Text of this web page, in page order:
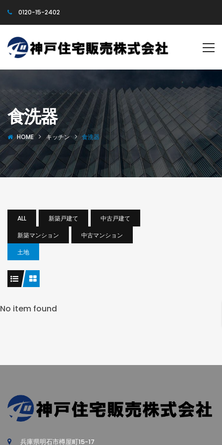
0120-15-2402
食洗器
HOME キッチン 食洗器
ALL 新築戸建て
中古戸建て
新築マンション
中古マンション
土地
No item found
兵庫県明石市樽屋町15-17